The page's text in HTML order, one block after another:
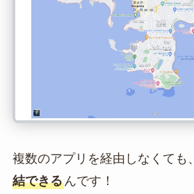
複数のアプリを経由しなくても、
結できるんです！